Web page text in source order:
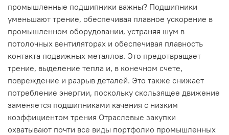
промышленные подшипники важны? Подшипники
уменьшают трение, обеспечивая плавное ускорение в
промышленном оборудовании, устраняя шум в
потолочных вентиляторах и обеспечивая плавность
контакта подвижных металлов. Это предотвращает
трение, выделение тепла и, в конечном счете,
повреждение и разрыв деталей. Это также снижает
потребление энергии, поскольку скользящее движение
заменяется подшипниками качения с низким
коэффициентом трения Отраслевые закупки
охватывают почти все виды портфолио промышленных